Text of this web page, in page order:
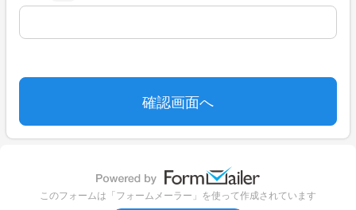
備考
このフォームは「フォームメーラー」を使って作成されています